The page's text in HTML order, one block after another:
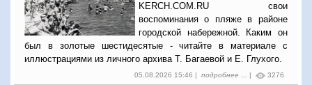
KERCH.COM.RU свои
воспоминания о пляже в районе
городской набережной. Каким он
был в золотые шестидесятые - читайте в материале с
иллюстрациями из личного архива Т. Багаевой и Е. Глухого.
05.08.2026 15:46 | подробнее ... | 3276